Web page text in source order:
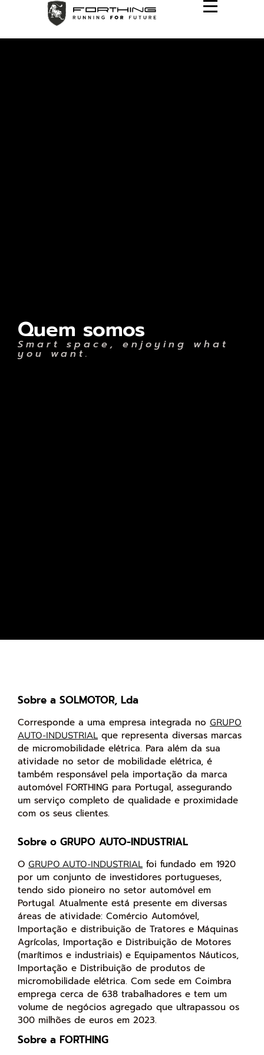
Quem somos
Smart space, enjoying what
you want.
Sobre a SOLMOTOR, Lda
Corresponde a uma empresa integrada no GRUPO
AUTO-INDUSTRIAL que representa diversas marcas
de micromobilidade elétrica. Para além da sua
atividade no setor de mobilidade elétrica, é
também responsável pela importação da marca
automóvel FORTHING para Portugal, assegurando
um serviço completo de qualidade e proximidade
com os seus clientes.
Sobre o GRUPO AUTO-INDUSTRIAL
O GRUPO AUTO-INDUSTRIAL foi fundado em 1920
por um conjunto de investidores portugueses,
tendo sido pioneiro no setor automóvel em
Portugal. Atualmente está presente em diversas
áreas de atividade: Comércio Automóvel,
Importação e distribuição de Tratores e Máquinas
Agrícolas, Importação e Distribuição de Motores
(marítimos e industriais) e Equipamentos Náuticos,
Importação e Distribuição de produtos de
micromobilidade elétrica. Com sede em Coimbra
emprega cerca de 638 trabalhadores e tem um
volume de negócios agregado que ultrapassou os
300 milhões de euros em 2023.
Sobre a FORTHING